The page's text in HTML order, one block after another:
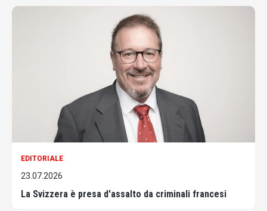
EDITORIALE
23.07.2026
La Svizzera è presa d'assalto da criminali francesi